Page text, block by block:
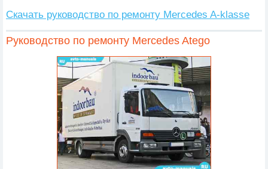
Скачать руководство по ремонту Mercedes A-klasse
Руководство по ремонту Mercedes Atego